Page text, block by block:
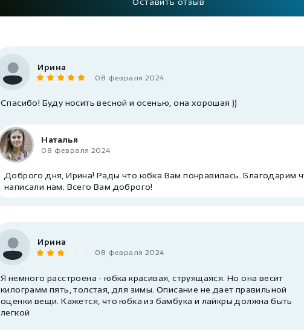
Оставить отзыв
Ирина
08 февраля 2024
Спасибо! Буду носить весной и осенью, она хорошая ))
Наталья
08 февраля 2024
Доброго дня, Ирина! Рады что юбка Вам понравилась. Благодарим
написали нам. Всего Вам доброго!
Ирина
08 февраля 2024
Я немного расстроена - юбка красивая, струящаяся. Но она весит
килограмм пять, толстая, для зимы. Описание не дает правильной
оценки вещи. Кажется, что юбка из бамбука и лайкры должна быть
легкой